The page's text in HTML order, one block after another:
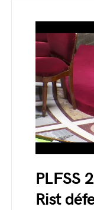
PLFSS
Rist